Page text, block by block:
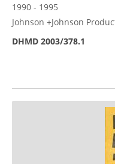
1990 - 1995
Johnson +Johnson
DHMD 2003/378.1